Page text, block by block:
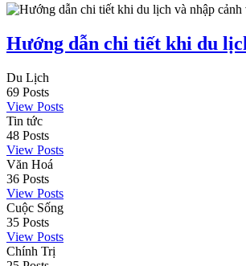
Hướng dẫn chi tiết khi du
Du Lịch
69 Posts
View Posts
Tin tức
48 Posts
View Posts
Văn Hoá
36 Posts
View Posts
Cuộc Sống
35 Posts
View Posts
Chính Trị